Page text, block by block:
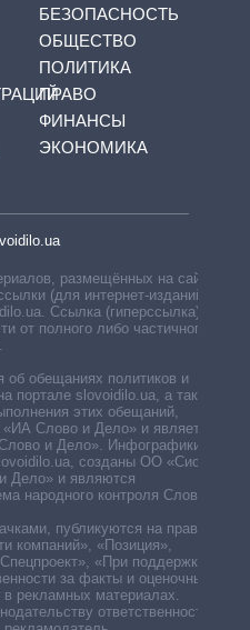
БЕЗОПАСНОСТЬ
ОБЩЕСТВО
ПОЛИТИКА
ПРАВО
ФИНАНСЫ
ЭКОНОМИКА
размещённых на сайте,
(для интернет-изданий —
Ссылка (гиперссылка)
от полного либо частичного
обещаниях политиков и
портале slovoidilo.ua, а также
этих обещаний,
Слово и Дело» и является
и Дело». Инфографики,
созданы ОО «Система
Дело» и являются
народного контроля Слово и
публикуются на правах
компаний», «Позиция»,
«При поддержке».
за факты и оценочные
рекламных материалах.
ответственность за